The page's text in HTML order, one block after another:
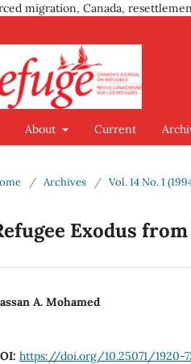
migration, Canada,
About Current
/ Archives / Vol. 14 No. 1
Exodus
A. Mohamed
https://doi.org/10.25071/1920-